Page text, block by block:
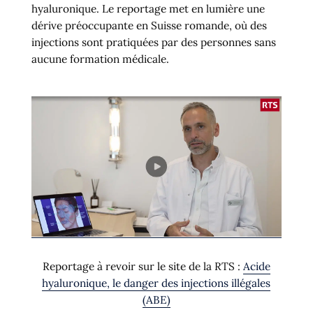
hyaluronique. Le reportage met en lumière une
dérive préoccupante en Suisse romande, où des
injections sont pratiquées par des personnes sans
aucune formation médicale.
Reportage à revoir sur le site de la RTS : Acide
hyaluronique, le danger des injections illégales
(ABE)